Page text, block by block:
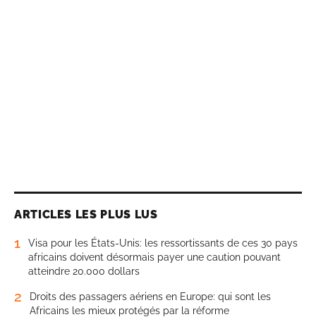
ARTICLES LES PLUS LUS
1
Visa pour les États-Unis: les ressortissants de ces 30 pays
africains doivent désormais payer une caution pouvant
atteindre 20.000 dollars
2
Droits des passagers aériens en Europe: qui sont les
Africains les mieux protégés par la réforme